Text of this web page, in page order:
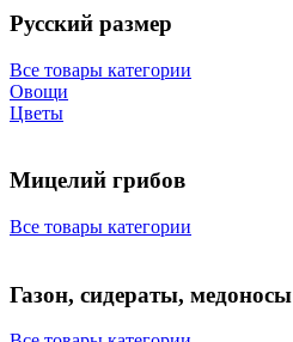
Русский размер
Все товары категории
Овощи
Цветы
Мицелий грибов
Все товары категории
Газон, сидераты, медоносы